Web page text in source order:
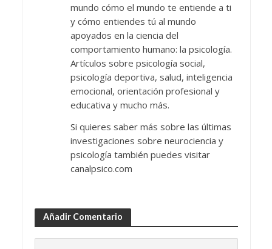
mundo cómo el mundo te entiende a ti
y cómo entiendes tú al mundo
apoyados en la ciencia del
comportamiento humano: la psicología.
Artículos sobre psicología social,
psicología deportiva, salud, inteligencia
emocional, orientación profesional y
educativa y mucho más.
Si quieres saber más sobre las últimas
investigaciones sobre neurociencia y
psicología también puedes visitar
canalpsico.com
Añadir Comentario